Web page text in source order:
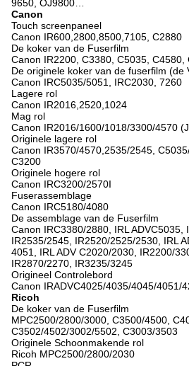
9650, OJ9800…
Canon
Touch screenpaneel
Canon IR600,2800,8500,7105, C2880
De koker van de Fuserfilm
Canon IR2200, C3380, C5035, C4580,
De originele koker van de fuserfilm (de
Canon IRC5035/5051, IRC2030, 7260
Lagere rol
Canon IR2016,2520,1024
Mag rol
Canon IR2016/1600/1018/3300/4570
Originele lagere rol
Canon IR3570/4570,2535/2545,
C3200
Originele hogere rol
Canon IRC3200/2570I
Fuserassemblage
Canon IRC5180/4080
De assemblage van de Fuserfilm
Canon IRC3380/2880, IRL ADVC5035,
IR2535/2545, IR2520/2525/2530, IRL
4051, IRL ADV C2020/2030, IR2200/
IR2870/2270, IR3235/3245
Origineel Controlebord
Canon IRADVC4025/4035/4045/4051/
Ricoh
De koker van de Fuserfilm
MPC2500/2800/3000, C3500/4500,
C3502/4502/3002/5502, C3003/3503
Originele Schoonmakende rol
Ricoh MPC2500/2800/2030